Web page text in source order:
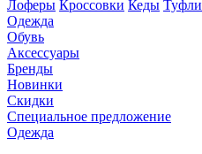
Лоферы Кроссовки Кеды Туфли
Одежда
Обувь
Аксессуары
Бренды
Новинки
Скидки
Специальное предложение
Одежда